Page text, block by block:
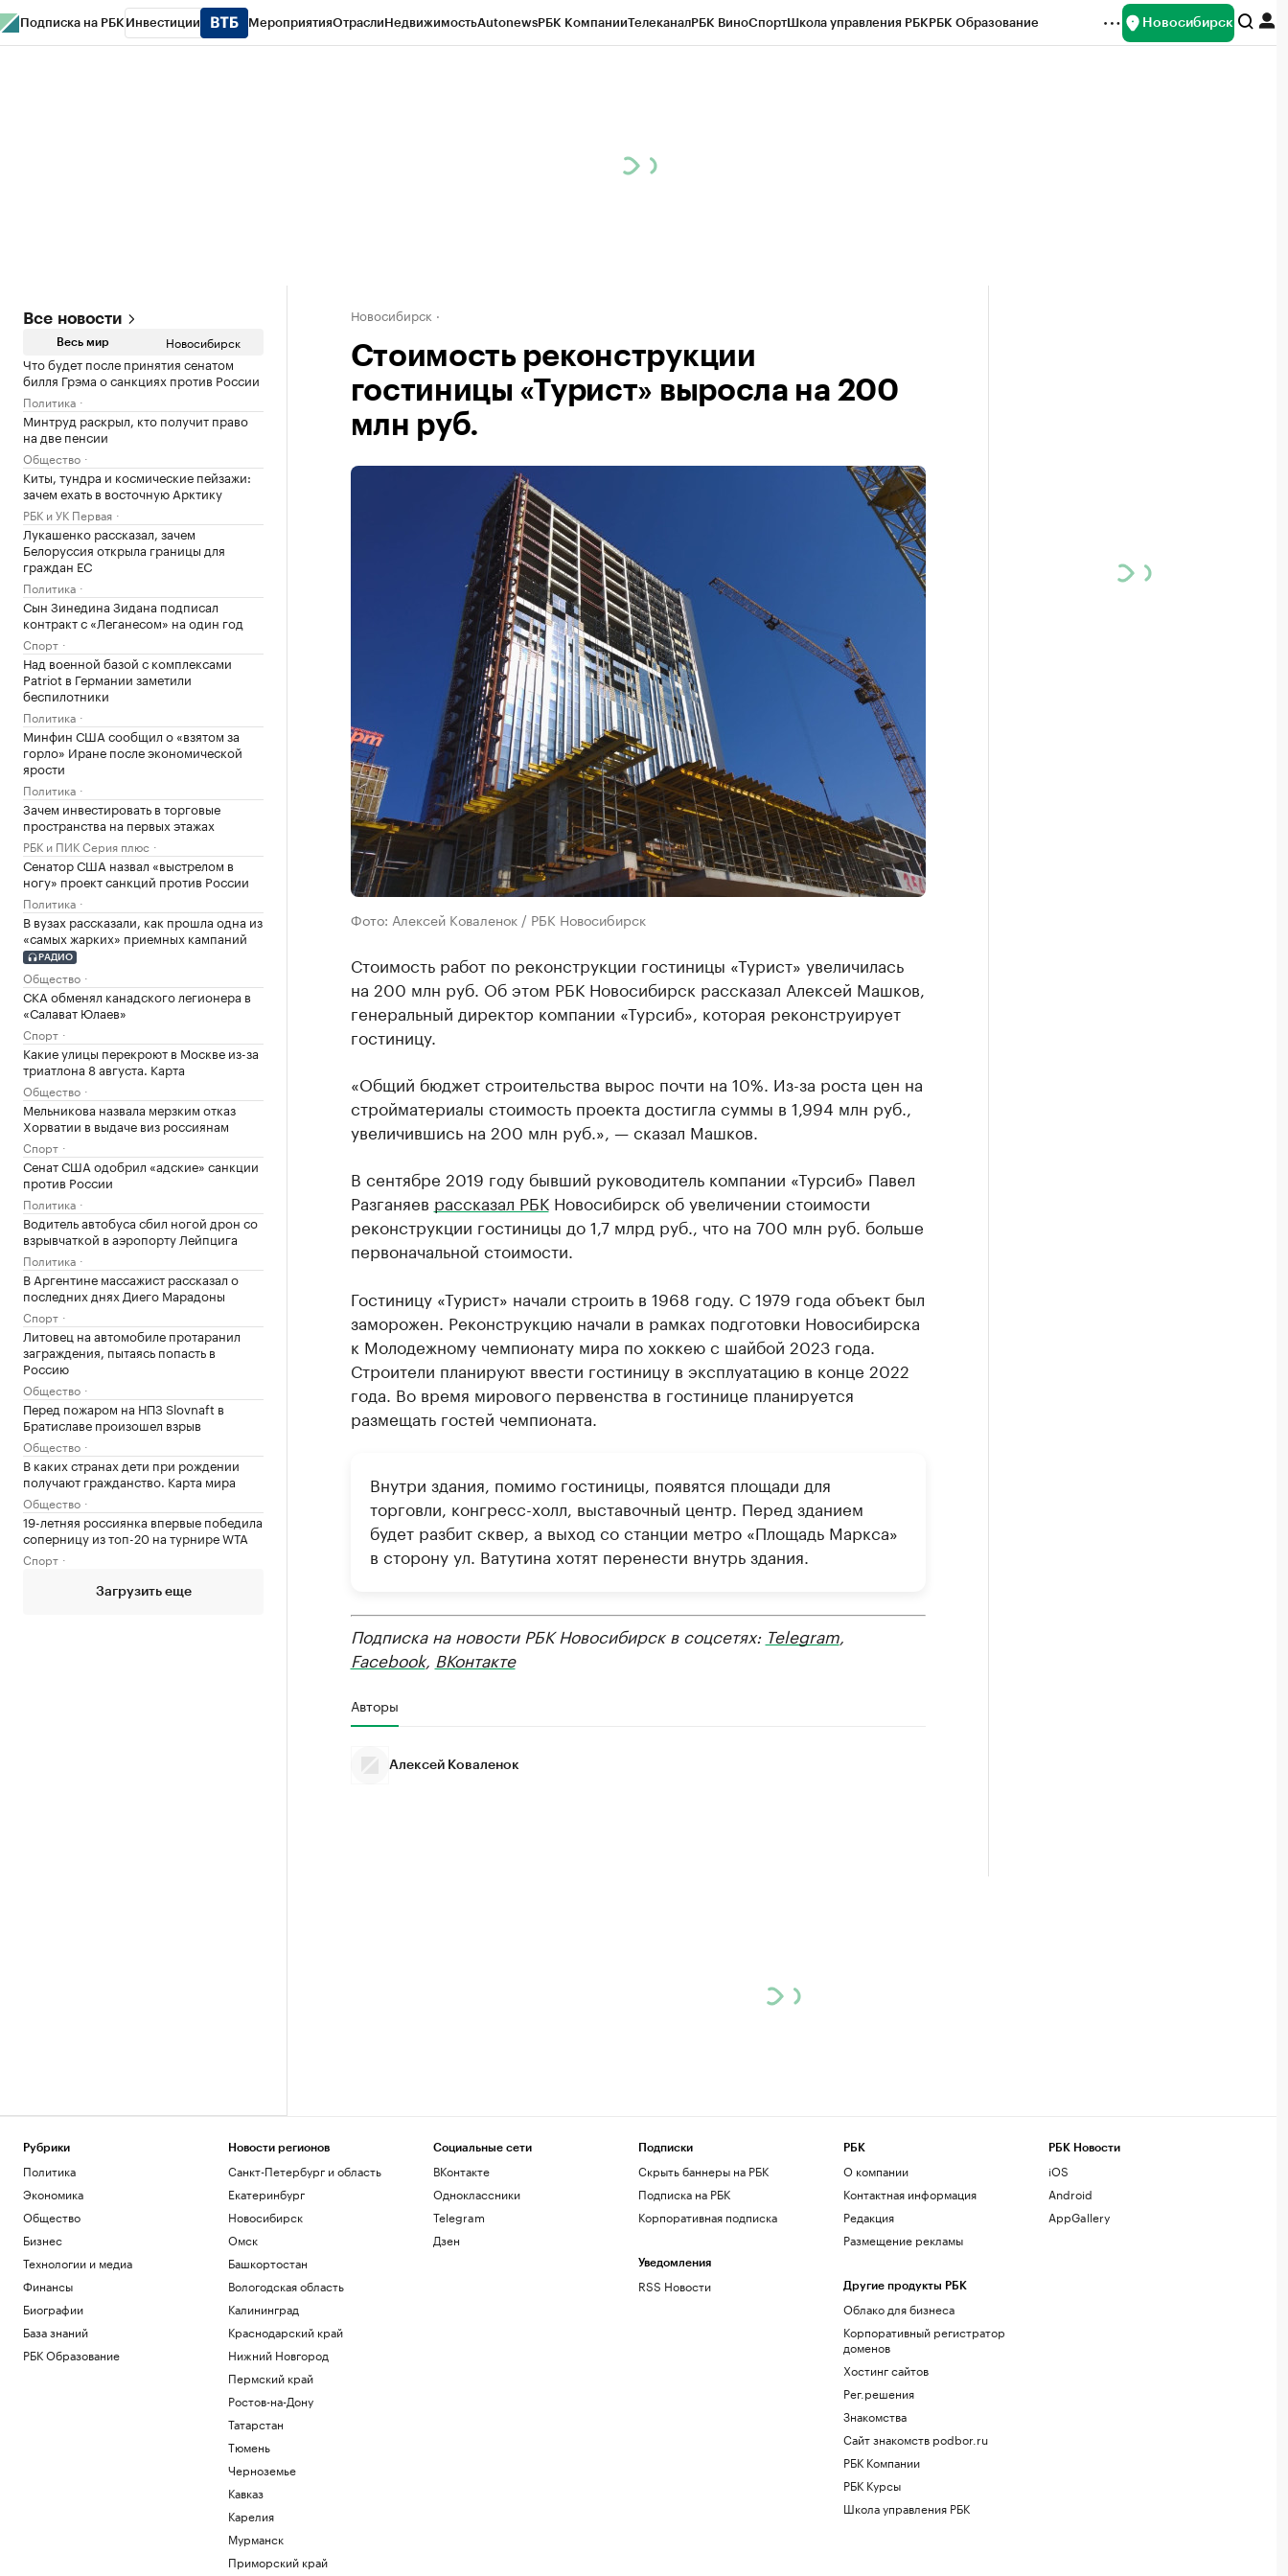
Подписка на РБК Инвестиции МероприятияОтраслиНедвижимостьAutonewsРБК КомпанииТелеканалРБК ВиноСпортШкола управления РБКРБК Образование Новосибирск
Все новости
Весь мир Новосибирск
Что будет после принятия сенатом
билля Грэма о санкциях против России
Политика
Минтруд раскрыл, кто получит право
на две пенсии
Общество
Киты, тундра и космические пейзажи:
зачем ехать в восточную Арктику
РБК и УК Первая
Лукашенко рассказал, зачем
Белоруссия открыла границы для
граждан ЕС
Политика
Сын Зинедина Зидана подписал
контракт с «Леганесом» на один год
Спорт
Над военной базой с комплексами
Patriot в Германии заметили
беспилотники
Политика
Минфин США сообщил о «взятом за
горло» Иране после экономической
ярости
Политика
Зачем инвестировать в торговые
пространства на первых этажах
РБК и ПИК Серия плюс
Сенатор США назвал «выстрелом в
ногу» проект санкций против России
Политика
В вузах рассказали, как прошла одна из
«самых жарких» приемных кампаний
РАДИО
Общество
СКА обменял канадского легионера в
«Салават Юлаев»
Спорт
Какие улицы перекроют в Москве из-за
триатлона 8 августа. Карта
Общество
Мельникова назвала мерзким отказ
Хорватии в выдаче виз россиянам
Спорт
Сенат США одобрил «адские» санкции
против России
Политика
Водитель автобуса сбил ногой дрон со
взрывчаткой в аэропорту Лейпцига
Политика
В Аргентине массажист рассказал о
последних днях Диего Марадоны
Спорт
Литовец на автомобиле протаранил
заграждения, пытаясь попасть в
Россию
Общество
Перед пожаром на НПЗ Slovnaft в
Братиславе произошел взрыв
Общество
В каких странах дети при рождении
получают гражданство. Карта мира
Общество
19-летняя россиянка впервые победила
соперницу из топ-20 на турнире WTA
Спорт
Загрузить еще
Новосибирск
Стоимость реконструкции
гостиницы «Турист» выросла на 200
млн руб.
Фото: Алексей Коваленок / РБК Новосибирск
Стоимость работ по реконструкции гостиницы «Турист» увеличилась
на 200 млн руб. Об этом РБК Новосибирск рассказал Алексей Машков,
генеральный директор компании «Турсиб», которая реконструирует
гостиницу.
«Общий бюджет строительства вырос почти на 10%. Из-за роста цен на
стройматериалы стоимость проекта достигла суммы в 1,994 млн руб.,
увеличившись на 200 млн руб.», — сказал Машков.
В сентябре 2019 году бывший руководитель компании «Турсиб» Павел
Разганяев рассказал РБКНовосибирск об увеличении стоимости
реконструкции гостиницы до 1,7 млрд руб., что на 700 млн руб. больше
первоначальной стоимости.
Гостиницу «Турист» начали строить в 1968 году. С 1979 года объект был
заморожен. Реконструкцию начали в рамках подготовки Новосибирска
к Молодежному чемпионату мира по хоккею с шайбой 2023 года.
Строители планируют ввести гостиницу в эксплуатацию в конце 2022
года. Во время мирового первенства в гостинице планируется
размещать гостей чемпионата.
Внутри здания, помимо гостиницы, появятся площади для
торговли, конгресс-холл, выставочный центр. Перед зданием
будет разбит сквер, а выход со станции метро «Площадь Маркса»
в сторону ул. Ватутина хотят перенести внутрь здания.
Подписка на новости РБК Новосибирск в соцсетях: Telegram,
Facebook, ВКонтакте
Авторы
Алексей Коваленок
Рубрики
Политика
Экономика
Общество
Бизнес
Технологии и медиа
Финансы
Биографии
База знаний
РБК Образование
Новости регионов
Санкт-Петербург и область
Екатеринбург
Новосибирск
Омск
Башкортостан
Вологодская область
Калининград
Краснодарский край
Нижний Новгород
Пермский край
Ростов-на-Дону
Татарстан
Тюмень
Черноземье
Кавказ
Карелия
Мурманск
Приморский край
Социальные сети
ВКонтакте
Одноклассники
Telegram
Дзен
Подписки
Скрыть баннеры на РБК
Подписка на РБК
Корпоративная подписка
Уведомления
RSS Новости
РБК
О компании
Контактная информация
Редакция
Размещение рекламы
Другие продукты РБК
Облако для бизнеса
Корпоративный регистратор
доменов
Хостинг сайтов
Рег.решения
Знакомства
Сайт знакомств podbor.ru
РБК Компании
РБК Курсы
Школа управления РБК
РБК Новости
iOS
Android
AppGallery